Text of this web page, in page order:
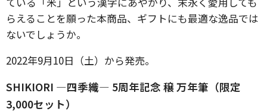
らえることを願った本商品、ギフトにも最適な逸品では
ないでしょうか。
2022年9月10日（土）から発売。
SHIKIORI ―四季織― 5周年記念 穣 万年筆（限定
3,000セット）